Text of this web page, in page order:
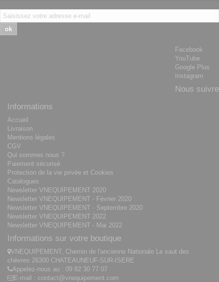
ok
Facebook
YouTube
Google Plus
Instagram
Nous suivre
Informations
Accueil
Livraison
Mentions légales
CGV
Qui sommes nous ?
Paiement sécurisé
Protection de la vie privée et Cookies
Catalogues
Newsletter VNEQUIPEMENT 2020
Newsletter VNEQUIPEMENT - Février 2020
Newsletter VNEQUIPEMENT - Septembre 2020
Newsletter VNEQUIPEMENT 2022
Newsletter VNEQUIPEMENT - Mai 2022
Informations sur votre boutique
VNEQUIPEMENT, Chemin de l'ancienne Nationale Le saut des
chèvres 26300 CHATEAUNEUF-SUR-ISERE
Appelez-nous au : 09 82 30 77 07
E-mail : contact@vnequipement.com